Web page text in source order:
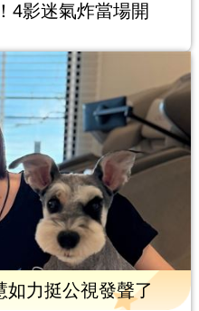
4影迷氣炸當場開
力挺公視發聲了